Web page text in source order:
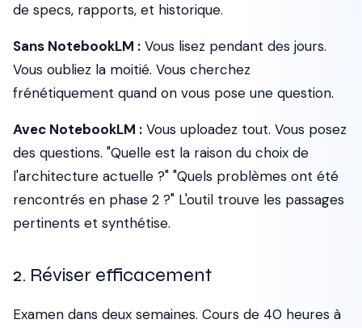
de specs, rapports, et historique.
Sans NotebookLM : Vous lisez pendant des jours.
Vous oubliez la moitié. Vous cherchez
frénétiquement quand on vous pose une question.
Avec NotebookLM : Vous uploadez tout. Vous posez
des questions. "Quelle est la raison du choix de
l'architecture actuelle ?" "Quels problèmes ont été
rencontrés en phase 2 ?" L'outil trouve les passages
pertinents et synthétise.
2. Réviser efficacement
Examen dans deux semaines. Cours de 40 heures à